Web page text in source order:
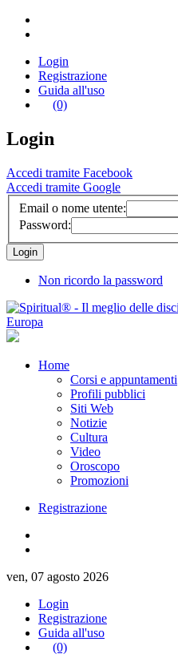
Login
Registrazione
Guida all'uso
(0)
Login
Accedi tramite Facebook
Accedi tramite Google
Email o nome utente:
Password:
Non ricordo la password
Home
Corsi e appuntamenti
Profili pubblici
Siti Web
Notizie
Cultura
Video
Oroscopo
Promozioni
Registrazione
ven, 07 agosto 2026
Login
Registrazione
Guida all'uso
(0)